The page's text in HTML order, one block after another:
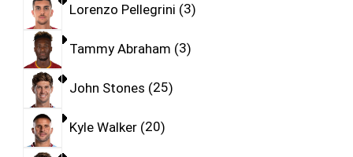
Lorenzo Pellegrini 3
Tammy Abraham 3
John Stones 25
Kyle Walker 20